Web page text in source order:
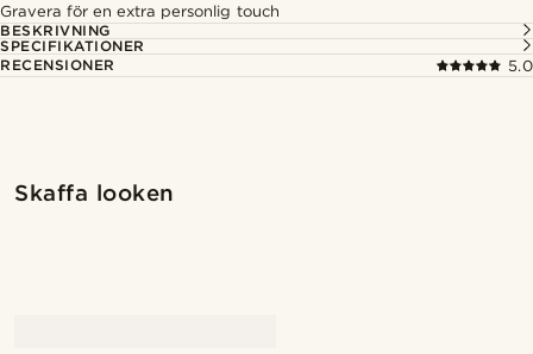
Gravera för en extra personlig touch
BESKRIVNING
SPECIFIKATIONER
RECENSIONER
5.0
Skaffa looken